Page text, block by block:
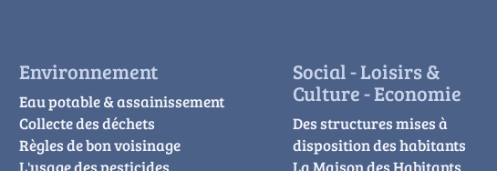
Environnement
Eau potable & assainissement
Collecte des déchets
Règles de bon voisinage
Social - Loisirs &
Culture - Economie
Des structures mises à
disposition des habitants